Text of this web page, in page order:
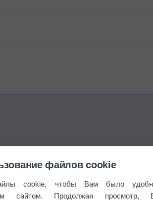
файлов cookie
cookie, чтобы Вам было
сайтом. Продолжая просмотр,